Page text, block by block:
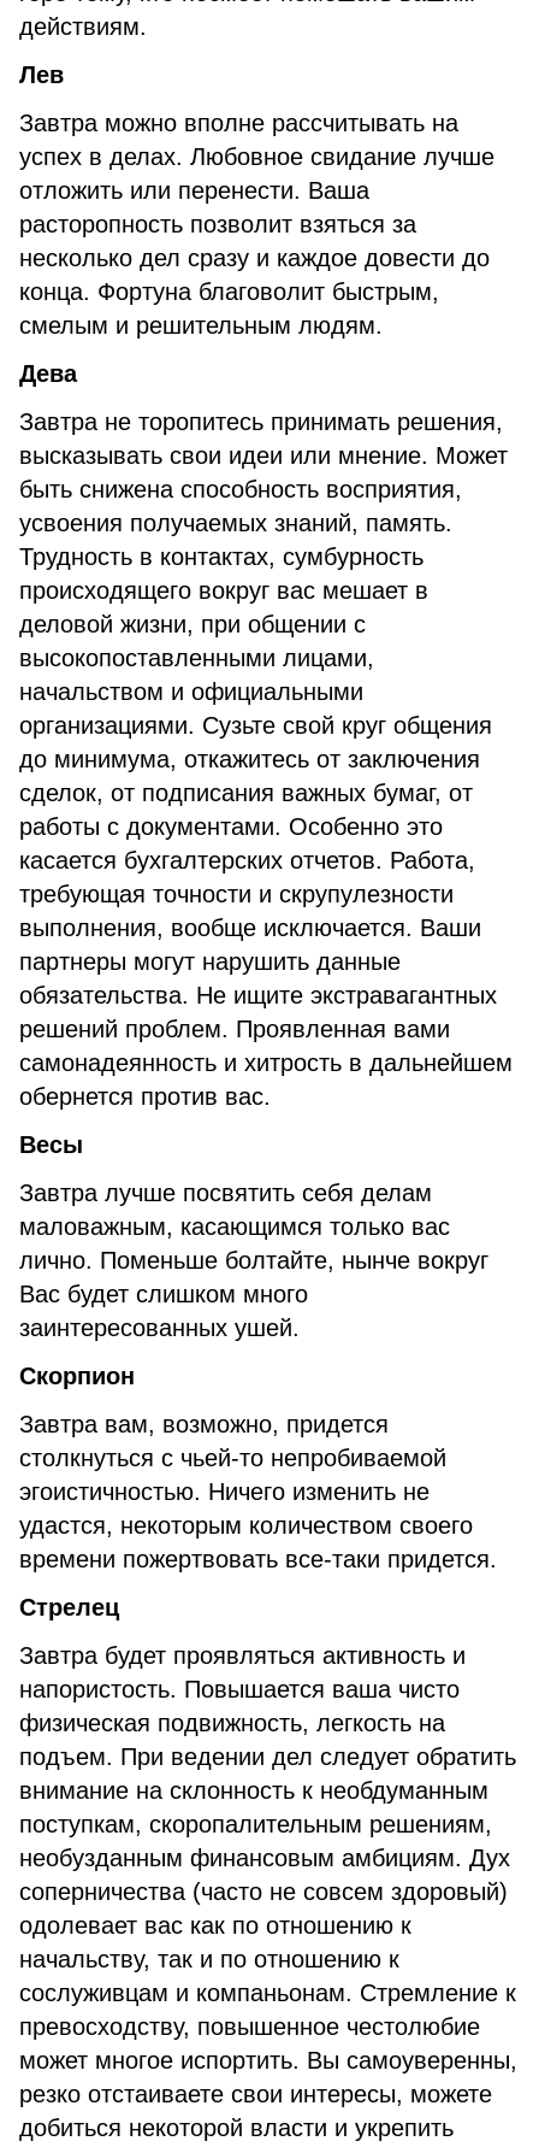
действиям.
Лев
Завтра можно вполне рассчитывать на
успех в делах. Любовное свидание лучше
отложить или перенести. Ваша
расторопность позволит взяться за
несколько дел сразу и каждое довести до
конца. Фортуна благоволит быстрым,
смелым и решительным людям.
Дева
Завтра не торопитесь принимать решения,
высказывать свои идеи или мнение. Может
быть снижена способность восприятия,
усвоения получаемых знаний, память.
Трудность в контактах, сумбурность
происходящего вокруг вас мешает в
деловой жизни, при общении с
высокопоставленными лицами,
начальством и официальными
организациями. Сузьте свой круг общения
до минимума, откажитесь от заключения
сделок, от подписания важных бумаг, от
работы с документами. Особенно это
касается бухгалтерских отчетов. Работа,
требующая точности и скрупулезности
выполнения, вообще исключается. Ваши
партнеры могут нарушить данные
обязательства. Не ищите экстравагантных
решений проблем. Проявленная вами
самонадеянность и хитрость в дальнейшем
обернется против вас.
Весы
Завтра лучше посвятить себя делам
маловажным, касающимся только вас
лично. Поменьше болтайте, нынче вокруг
Вас будет слишком много
заинтересованных ушей.
Скорпион
Завтра вам, возможно, придется
столкнуться с чьей-то непробиваемой
эгоистичностью. Ничего изменить не
удастся, некоторым количеством своего
времени пожертвовать все-таки придется.
Стрелец
Завтра будет проявляться активность и
напористость. Повышается ваша чисто
физическая подвижность, легкость на
подъем. При ведении дел следует обратить
внимание на склонность к необдуманным
поступкам, скоропалительным решениям,
необузданным финансовым амбициям. Дух
соперничества (часто не совсем здоровый)
одолевает вас как по отношению к
начальству, так и по отношению к
сослуживцам и компаньонам. Стремление к
превосходству, повышенное честолюбие
может многое испортить. Вы самоуверенны,
резко отстаиваете свои интересы, можете
добиться некоторой власти и укрепить